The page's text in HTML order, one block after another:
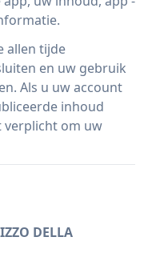
allen tijde
en uw gebruik
Als u uw account
inhoud
verplicht om uw
DELLA